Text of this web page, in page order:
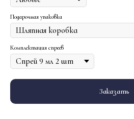
Подарочная упаковка
Комплектация спреев
Заказать